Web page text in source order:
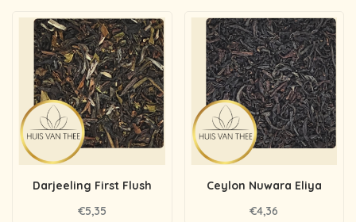
Darjeeling First Flush
€5,35
Ceylon Nuwara Eliya
€4,36